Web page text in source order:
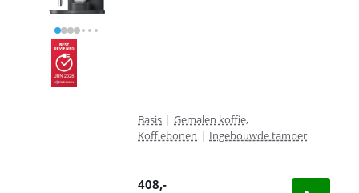
Basis | Gemalen koffie,
Koffiebonen | Ingebouwde tamper
408,-